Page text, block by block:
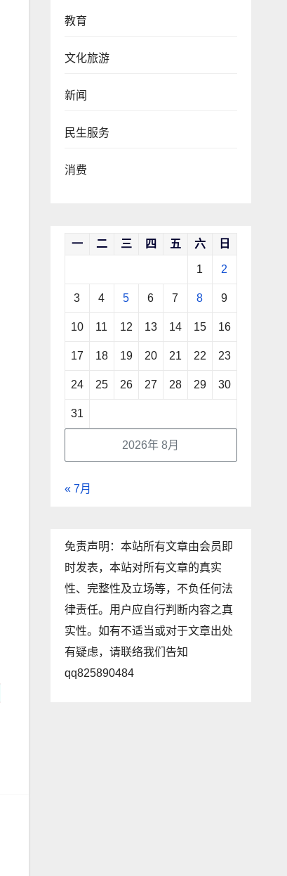
教育
文化旅游
新闻
民生服务
消费
2026年 8月
一 二 三 四 五 六 日
1 2
3 4 5 6 7 8 9
10 11 12 13 14 15 16
17 18 19 20 21 22 23
24 25 26 27 28 29 30
31
« 7月
免责声明：本站所有文章由会员即
时发表，本站对所有文章的真实
性、完整性及立场等，不负任何法
律责任。用户应自行判断内容之真
实性。如有不适当或对于文章出处
有疑虑，请联络我们告知
qq825890484